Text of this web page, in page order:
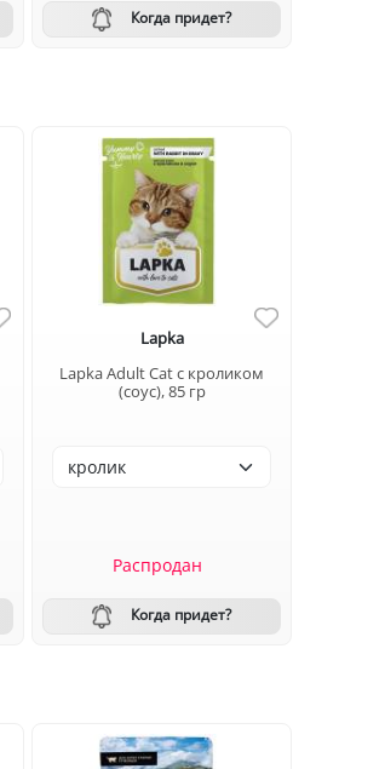
Когда придет?
Lapka
Lapka Adult Cat с кроликом
(соус), 85 гр
Распродан
Когда придет?